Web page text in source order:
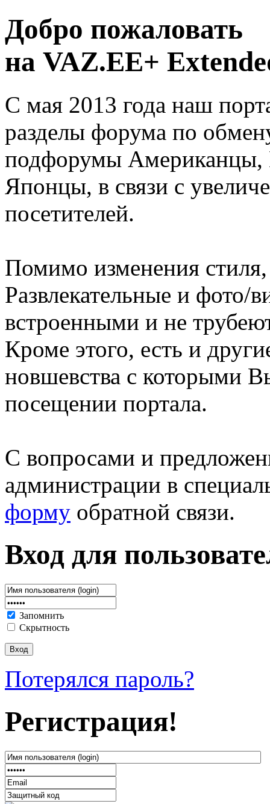
Добро пожаловать
на VAZ.EE+
С мая 2013 года наш
разделы форума по
подфорумы
Японцы, в связи с
посетителей.
Помимо изменения
Развлекательные и фото/
встроенными и не
Кроме этого, есть и
новшевства с которыми
посещении портала.
С вопросами и
администрации в
форму обратной связи.
Вход для
Запомнить
Скрытность
Потерялся пароль?
Регистрация!